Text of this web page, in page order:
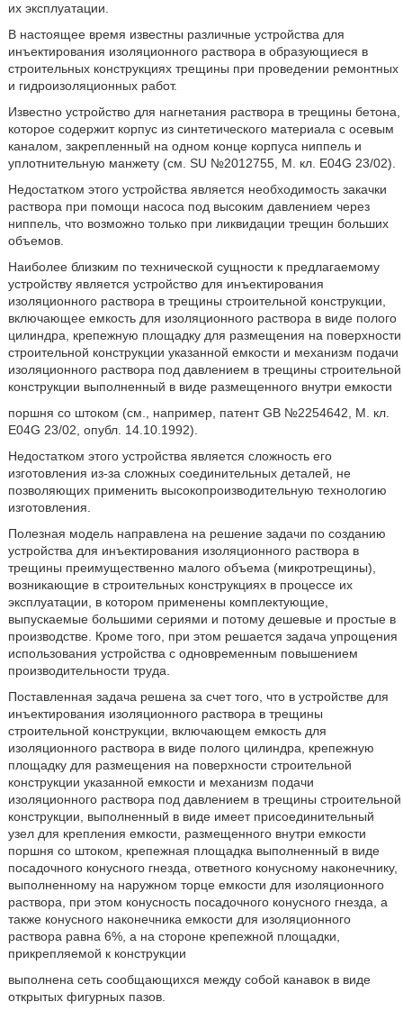
их эксплуатации.
В настоящее время известны различные устройства для
инъектирования изоляционного раствора в образующиеся в
строительных конструкциях трещины при проведении ремонтных
и гидроизоляционных работ.
Известно устройство для нагнетания раствора в трещины бетона,
которое содержит корпус из синтетического материала с осевым
каналом, закрепленный на одном конце корпуса ниппель и
уплотнительную манжету (см. SU №2012755, М. кл. E04G 23/02).
Недостатком этого устройства является необходимость закачки
раствора при помощи насоса под высоким давлением через
ниппель, что возможно только при ликвидации трещин больших
объемов.
Наиболее близким по технической сущности к предлагаемому
устройству является устройство для инъектирования
изоляционного раствора в трещины строительной конструкции,
включающее емкость для изоляционного раствора в виде полого
цилиндра, крепежную площадку для размещения на поверхности
строительной конструкции указанной емкости и механизм подачи
изоляционного раствора под давлением в трещины строительной
конструкции выполненный в виде размещенного внутри емкости
поршня со штоком (см., например, патент GB №2254642, М. кл.
E04G 23/02, опубл. 14.10.1992).
Недостатком этого устройства является сложность его
изготовления из-за сложных соединительных деталей, не
позволяющих применить высокопроизводительную технологию
изготовления.
Полезная модель направлена на решение задачи по созданию
устройства для инъектирования изоляционного раствора в
трещины преимущественно малого объема (микротрещины),
возникающие в строительных конструкциях в процессе их
эксплуатации, в котором применены комплектующие,
выпускаемые большими сериями и потому дешевые и простые в
производстве. Кроме того, при этом решается задача упрощения
использования устройства с одновременным повышением
производительности труда.
Поставленная задача решена за счет того, что в устройстве для
инъектирования изоляционного раствора в трещины
строительной конструкции, включающем емкость для
изоляционного раствора в виде полого цилиндра, крепежную
площадку для размещения на поверхности строительной
конструкции указанной емкости и механизм подачи
изоляционного раствора под давлением в трещины строительной
конструкции, выполненный в виде имеет присоединительный
узел для крепления емкости, размещенного внутри емкости
поршня со штоком, крепежная площадка выполненный в виде
посадочного конусного гнезда, ответного конусному наконечнику,
выполненному на наружном торце емкости для изоляционного
раствора, при этом конусность посадочного конусного гнезда, а
также конусного наконечника емкости для изоляционного
раствора равна 6%, а на стороне крепежной площадки,
прикрепляемой к конструкции
выполнена сеть сообщающихся между собой канавок в виде
открытых фигурных пазов.